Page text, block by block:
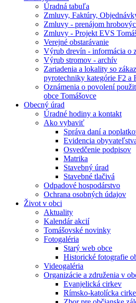
Úradná tabuľa
Zmluvy, Faktúry,
Zmluvy - prenájom
Zmluvy - Projekt EVS
Verejné obstarávanie
Výrub drevín - informácia o
Výrub stromov - archív
Zariadenia a lokality so
pyrotechniky kategórie F2 a
Oznámenia o povolení
obce Tomášovce
Obecný úrad
Úradné hodiny a kontakt
Ako vybaviť
Správa daní a
Evidencia
Osvedčenie podpisov
Matrika
Stavebný úrad
Stavebné tlačivá
Odpadové hospodárstvo
Ochrana osobných údajov
Život v obci
Aktuality
Kalendár akcií
Tomášovské novinky
Fotogaléria
Starý web obce
Historické fotografie
Videogaléria
Organizácie a združenia v
Evanjelická cirkev
Rímsko-katolícka